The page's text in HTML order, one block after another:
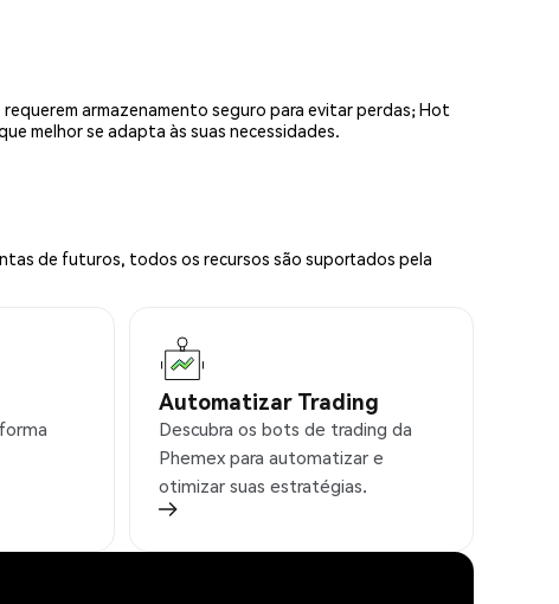
armazenamento seguro para evitar perdas; Hot
melhor se adapta às suas necessidades.
de futuros, todos os recursos são suportados pela
Automatizar Trading
Descubra os bots de trading da
Phemex para automatizar e
otimizar suas estratégias.